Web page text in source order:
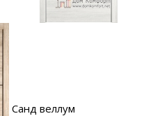
Санд веллум